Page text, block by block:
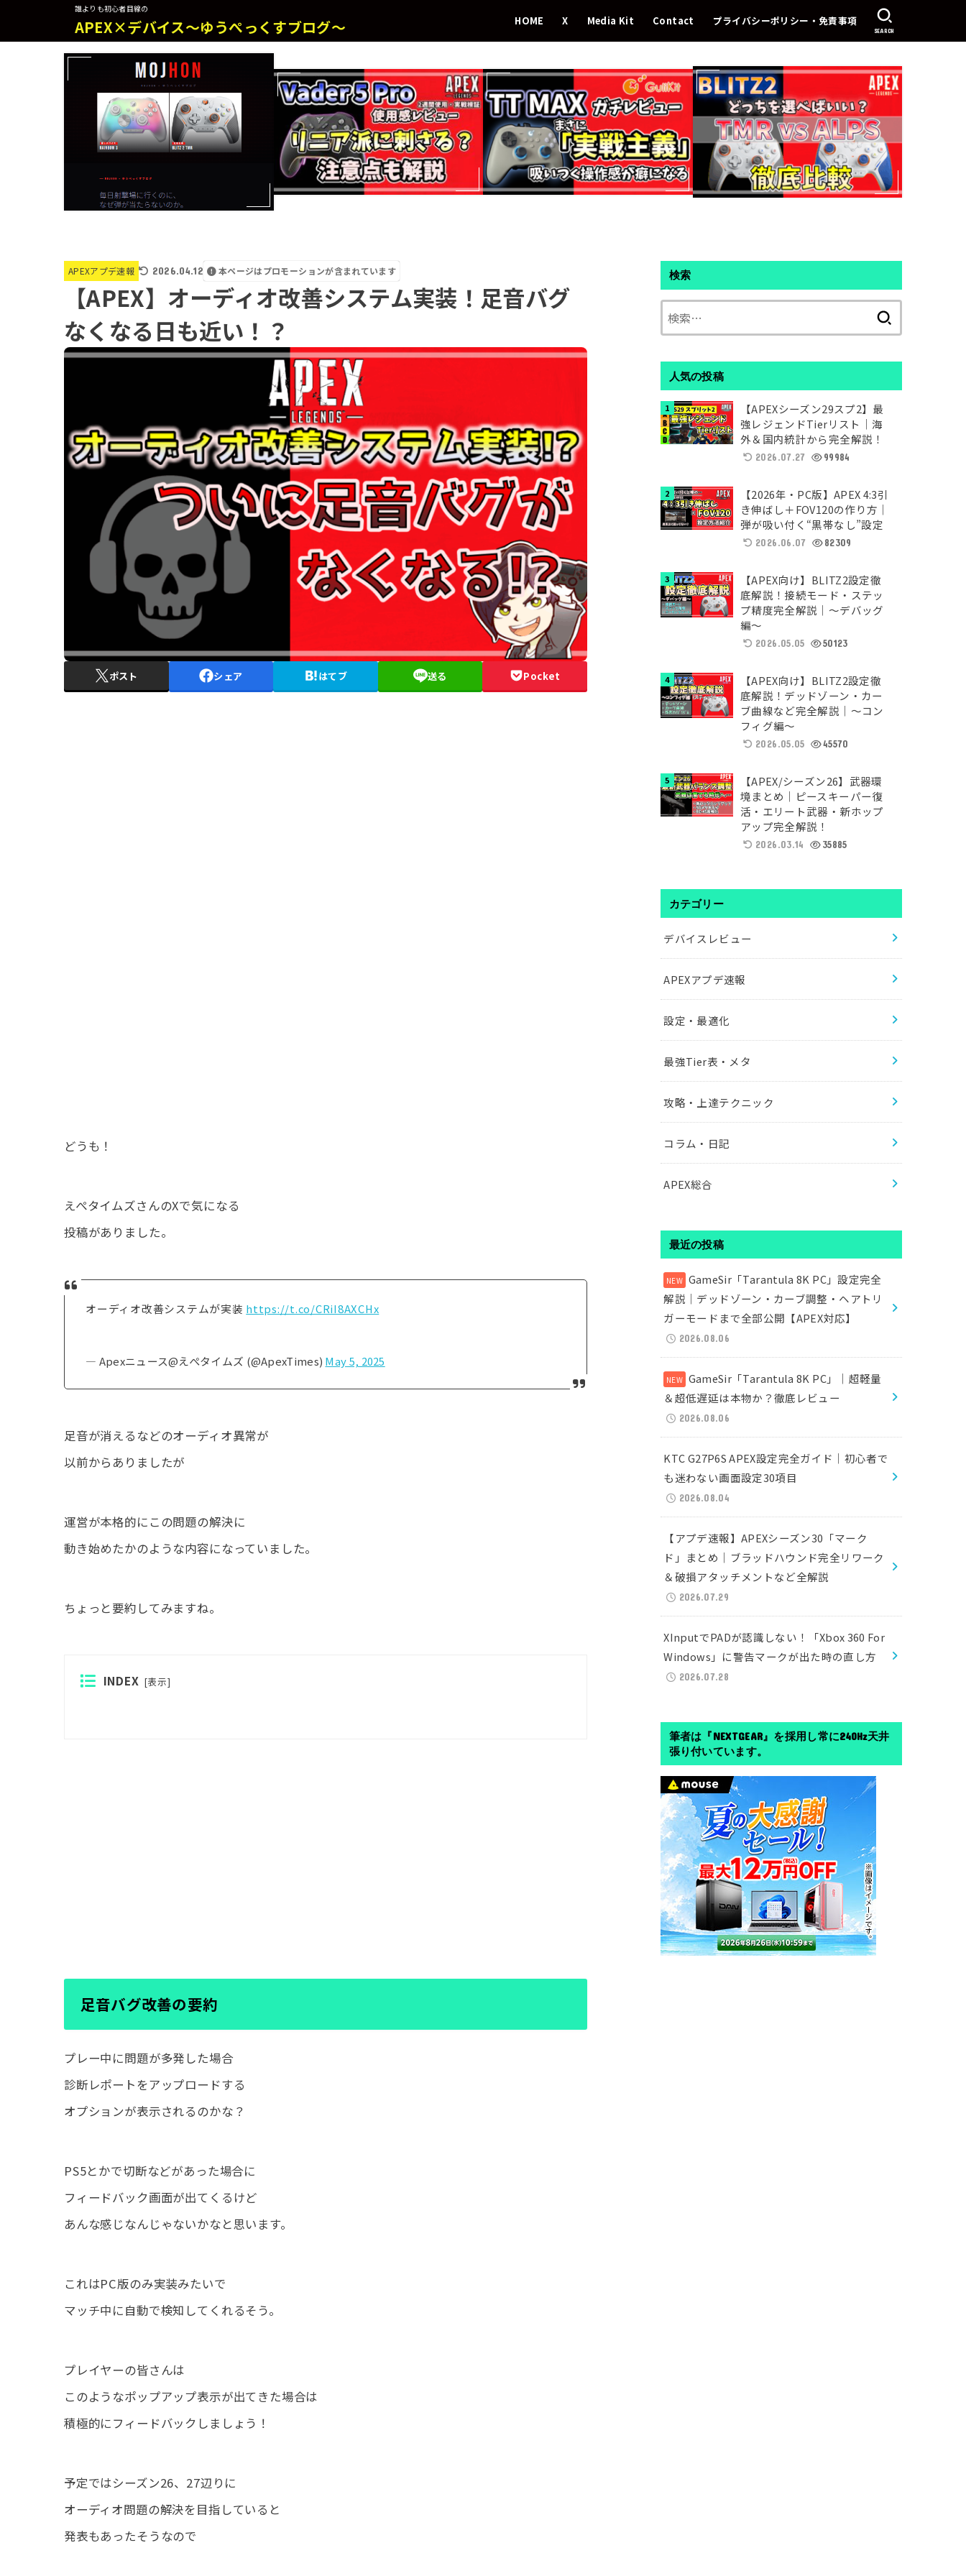
誰よりも初心者目線の
APEX×デバイス～ゆうぺっくすブログ～ HOME X Media Kit Contact プライバシーポリシー・免責事項
SEARCH
APEXアプデ速報 2026.04.12 本ページはプロモーションが含まれています
【APEX】オーディオ改善システム実装！足音バグ
なくなる日も近い！？
ポスト シェア はてブ 送る Pocket
どうも！
えぺタイムズさんのXで気になる
投稿がありました。
オーディオ改善システムが実装 https://t.co/CRiI8AXCHx
— Apexニュース@えぺタイムズ (@ApexTimes) May 5, 2025
足音が消えるなどのオーディオ異常が
以前からありましたが
運営が本格的にこの問題の解決に
動き始めたかのような内容になっていました。
ちょっと要約してみますね。
INDEX [表示]
足音バグ改善の要約
プレー中に問題が多発した場合
診断レポートをアップロードする
オプションが表示されるのかな？
PS5とかで切断などがあった場合に
フィードバック画面が出てくるけど
あんな感じなんじゃないかなと思います。
これはPC版のみ実装みたいで
マッチ中に自動で検知してくれるそう。
プレイヤーの皆さんは
このようなポップアップ表示が出てきた場合は
積極的にフィードバックしましょう！
予定ではシーズン26、27辺りに
オーディオ問題の解決を目指していると
発表もあったそうなので
検索
人気の投稿
【APEXシーズン29スプ2】最
強レジェンドTierリスト｜海
外＆国内統計から完全解説！
2026.07.27 99984
【2026年・PC版】APEX 4:3引
き伸ばし＋FOV120の作り方｜
弾が吸い付く“黒帯なし”設定
2026.06.07 82309
【APEX向け】BLITZ2設定徹
底解説！接続モード・ステッ
プ精度完全解説｜～デバッグ
編～
2026.05.05 50123
【APEX向け】BLITZ2設定徹
底解説！デッドゾーン・カー
ブ曲線など完全解説｜～コン
フィグ編～
2026.05.05 45570
【APEX/シーズン26】武器環
境まとめ｜ピースキーパー復
活・エリート武器・新ホップ
アップ完全解説！
2026.03.14 35885
カテゴリー
デバイスレビュー
APEXアプデ速報
設定・最適化
最強Tier表・メタ
攻略・上達テクニック
コラム・日記
APEX総合
最近の投稿
GameSir「Tarantula 8K PC」設定完全
解説｜デッドゾーン・カーブ調整・ヘアトリ
ガーモードまで全部公開【APEX対応】
2026.08.06
GameSir「Tarantula 8K PC」｜超軽量
＆超低遅延は本物か？徹底レビュー
2026.08.06
KTC G27P6S APEX設定完全ガイド｜初心者で
も迷わない画面設定30項目
2026.08.04
【アプデ速報】APEXシーズン30「マーク
ド」まとめ｜ブラッドハウンド完全リワーク
＆破損アタッチメントなど全解説
2026.07.29
XInputでPADが認識しない！「Xbox 360 For
Windows」に警告マークが出た時の直し方
2026.07.28
筆者は『NEXTGEAR』を採用し常に240Hz天井
張り付いています。